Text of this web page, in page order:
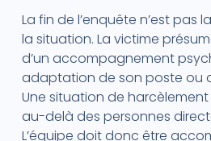
La fin de l’enquête n’est pas
la situation. La victime
d’un accompagnement
adaptation de son poste ou
Une situation de
au-delà des personnes
L’équipe doit donc être